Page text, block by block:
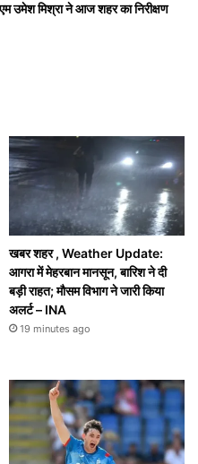
उमेश मिश्रा ने आज शहर का निरीक्षण
खबर शहर , Weather Update:
आगरा में मेहरबान मानसून, बारिश ने दी
बड़ी राहत; माैसम विभाग ने जारी किया
अलर्ट – INA
19 minutes ago